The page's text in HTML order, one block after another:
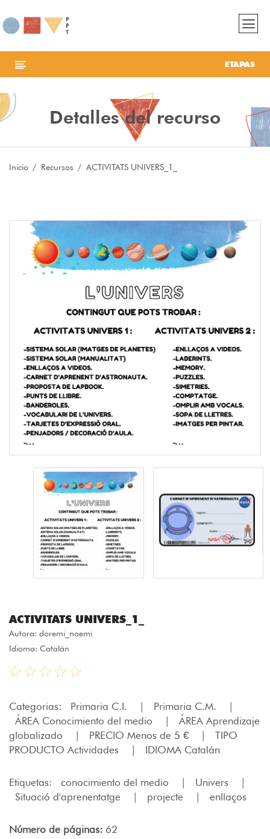
ETAPAS
Detalles del recurso
Inicio Recursos ACTIVITATS UNIVERS_1_
ACTIVITATS UNIVERS_1_
Autora: doremi_noemi
Idioma: Catalán
Categorias: Primaria C.I. | Primaria C.M.
|
ÁREA Conocimiento del medio
|
ÁREA Aprendizaje
globalizado
| PRECIO Menos de 5 € |
TIPO
PRODUCTO Actividades
| IDIOMA Catalán
Etiquetas: conocimiento del medio | Univers
|
Situació d'aprenentatge
| projecte | enllaços
Número de páginas: 62